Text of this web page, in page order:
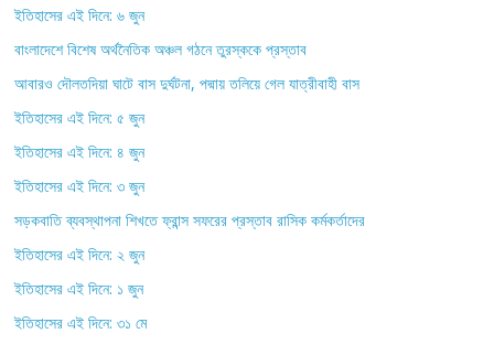
ইতিহাসের এই দিনে: ৬ জুন
বাংলাদেশে বিশেষ অর্থনৈতিক অঞ্চল গঠনে তুরস্ককে প্রস্তাব
আবারও দৌলতদিয়া ঘাটে বাস দুর্ঘটনা, পদ্মায় তলিয়ে গেল যাত্রীবাহী বাস
ইতিহাসের এই দিনে: ৫ জুন
ইতিহাসের এই দিনে: ৪ জুন
ইতিহাসের এই দিনে: ৩ জুন
সড়কবাতি ব্যবস্থাপনা শিখতে ফ্রান্স সফরের প্রস্তাব রাসিক কর্মকর্তাদের
ইতিহাসের এই দিনে: ২ জুন
ইতিহাসের এই দিনে: ১ জুন
ইতিহাসের এই দিনে: ৩১ মে